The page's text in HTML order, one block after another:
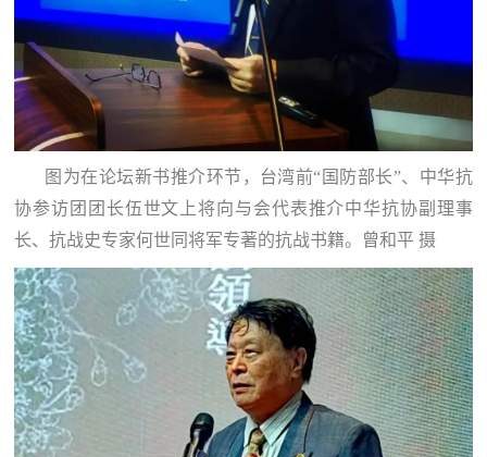
图为在论坛新书推介环节，台湾前“国防部长”、中华抗
协参访团团长伍世文上将向与会代表推介中华抗协副理事
长、抗战史专家何世同将军专著的抗战书籍。曾和平 摄